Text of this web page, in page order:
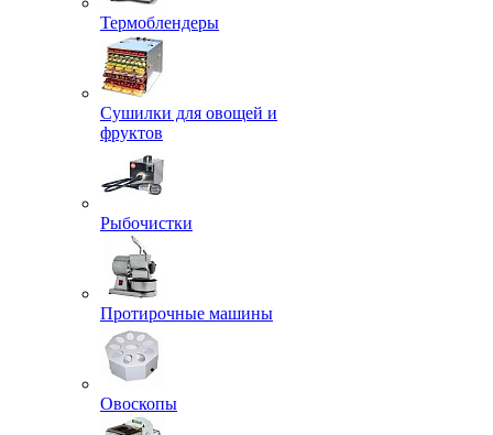
Термоблендеры
Сушилки для овощей и
фруктов
Рыбочистки
Протирочные машины
Овоскопы